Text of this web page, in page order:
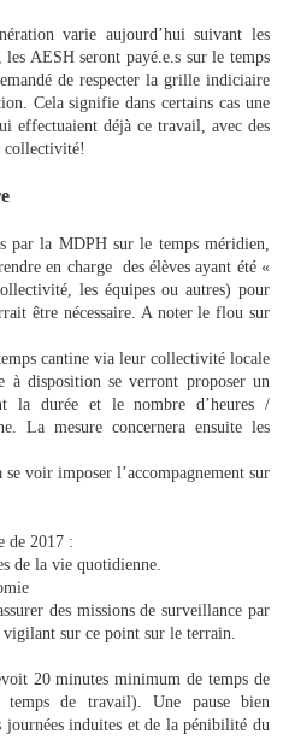
varie aujourd’hui suivant les
AESH seront payé.e.s sur le temps
de respecter la grille indiciaire
Cela signifie dans certains cas une
effectuaient déjà ce travail, avec des
collectivité!
par la MDPH sur le temps méridien,
en charge des élèves ayant été «
les équipes ou autres) pour
être nécessaire. A noter le flou sur
cantine via leur collectivité locale
à disposition se verront proposer un
la durée et le nombre d’heures /
La mesure concernera ensuite les
voir imposer l’accompagnement sur
de 2017 :
de la vie quotidienne.
des missions de surveillance par
sur ce point sur le terrain.
20 minutes minimum de temps de
temps de travail). Une pause bien
journées induites et de la pénibilité du